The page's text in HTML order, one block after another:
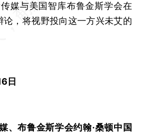
媒与美国智库布鲁金斯学会在
论，将视野投向这一方兴未艾的
日
、布鲁金斯学会约翰·桑顿中国